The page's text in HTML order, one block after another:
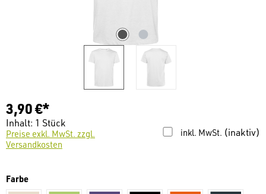
3,90 €*
Inhalt: 1 Stück
inkl. MwSt. (inaktiv)
Preise exkl. MwSt. zzgl.
Versandkosten
Farbeauswählen